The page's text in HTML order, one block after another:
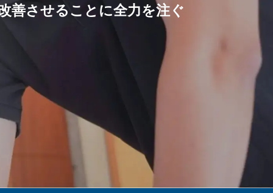
善させることに全力を注ぐ